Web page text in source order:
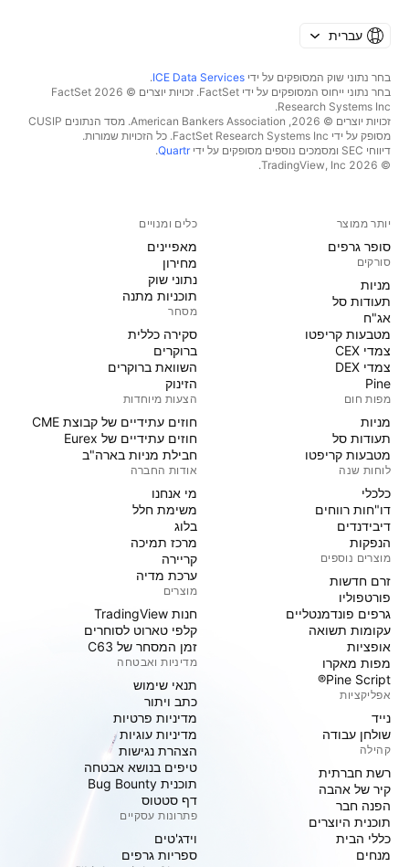
עברית
בחר נתוני שוק המסופקים על ידי ICE Data Services
.
בחר נתוני ייחוס המסופקים על ידי FactSet. זכויות יוצרים © 2026 ‏FactSet
Research Systems Inc.‏
זכויות יוצרים © 2026, ‏American Bankers Association. מסד הנתונים CUSIP
מסופק על ידי FactSet Research Systems Inc. כל הזכויות שמורות.
דיווחי SEC ומסמכים נוספים מסופקים על ידי
Quartr
.
© 2026 ‏TradingView, Inc.‏
יותר ממוצר
סופר גרפים
סורקים
מניות‏
תעודות סל
אג"ח
מטבעות קריפטו
צמדי CEX
צמדי DEX
Pine
מפות חום
מניות‏
תעודות סל
מטבעות קריפטו
לוחות שנה
כלכלי
דו"חות רווחים
דיבידנדים
הנפקות
מוצרים נוספים
זרם חדשות
פורטפוליו
גרפים פונדמנטליים
עקומות תשואה
אופציות
מפות מאקרו
Pine Script®
אפליקציות
נייד
שולחן עבודה
קהילה
רשת חברתית
קיר של אהבה
הפנה חבר
תוכנית היוצרים
כללי הבית
מנחים
כלים ומנויים
מאפיינים
מחירון
נתוני שוק
תוכניות מתנה
מסחר
סקירה כללית
ברוקרים
השוואת ברוקרים
הזינוק
הצעות מיוחדות
חוזים עתידיים של קבוצת CME
חוזים עתידיים של Eurex
חבילת מניות בארה"ב
אודות החברה
מי אנחנו
משימת חלל
בלוג
מרכז תמיכה
קריירה
ערכת מדיה
מוצרים
חנות TradingView
קלפי טארוט לסוחרים
זמן המסחר של C63
מדיניות ואבטחה
תנאי שימוש
כתב ויתור
מדיניות פרטיות
מדיניות עוגיות
הצהרת נגישות
טיפים בנושא אבטחה
תוכנית Bug Bounty
דף סטטוס
פתרונות עסקיים
וידג'טים
ספריות גרפים